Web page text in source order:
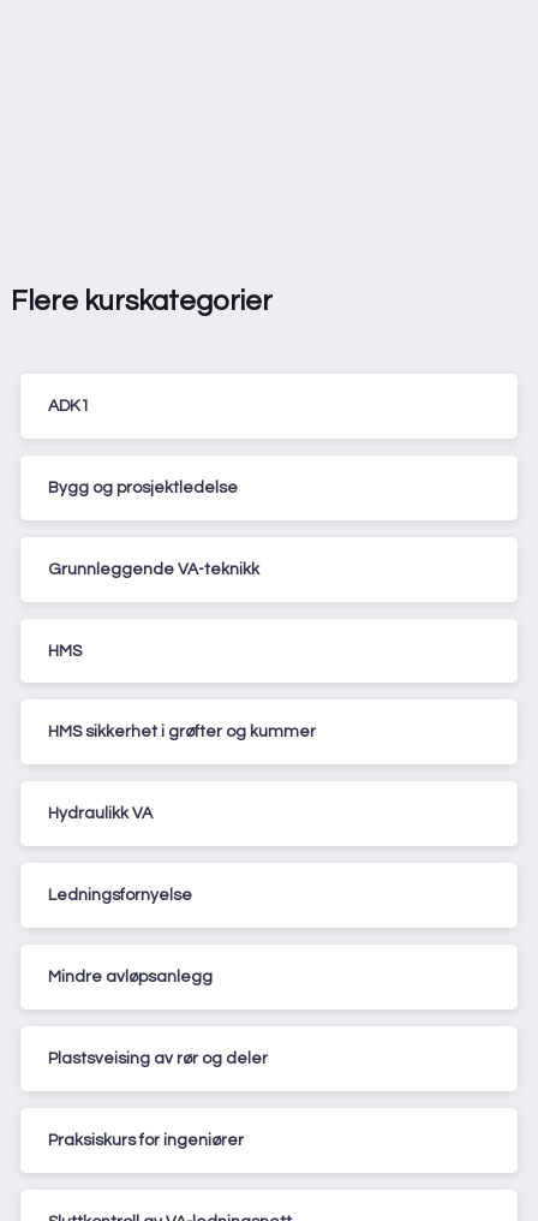
Flere kurskategorier
ADK1
Bygg og prosjektledelse
Grunnleggende VA-teknikk
HMS
HMS sikkerhet i grøfter og kummer
Hydraulikk VA
Ledningsfornyelse
Mindre avløpsanlegg
Plastsveising av rør og deler
Praksiskurs for ingeniører